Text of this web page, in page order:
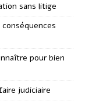
sans litige
pour bien
judiciaire